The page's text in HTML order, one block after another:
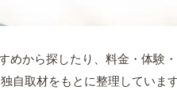
めから探したり、料金・体験
自取材をもとに整理しています